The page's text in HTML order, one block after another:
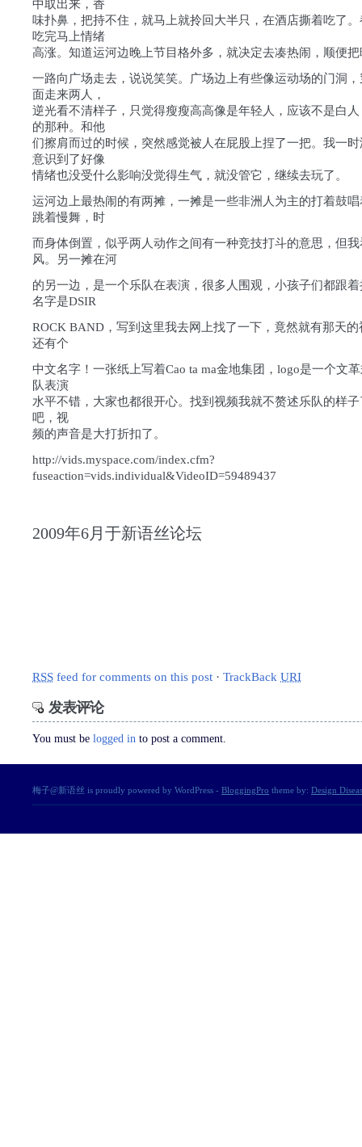
中取出来，香
味扑鼻，把持不住，就马上就拎回大半只，在酒店撕着吃了
吃完马上情绪
高涨。知道运河边晚上节目格外多，就决定去凑热闹，顺便
一路向广场走去，说说笑笑。广场边上有些像运动场的门洞
面走来两人，
逆光看不清样子，只觉得瘦瘦高高像是年轻人，应该不是白
的那种。和他
们擦肩而过的时候，突然感觉被人在屁股上捏了一把。我一
意识到了好像
情绪也没受什么影响没觉得生气，就没管它，继续去玩了。
运河边上最热闹的有两摊，一摊是一些非洲人为主的打着鼓
跳着慢舞，时
而身体倒置，似乎两人动作之间有一种竞技打斗的意思，但
风。另一摊在河
的另一边，是一个乐队在表演，很多人围观，小孩子们都跟
名字是DSIR
ROCK BAND，写到这里我去网上找了一下，竟然就有那天
还有个
中文名字！一张纸上写着Cao ta ma金地集团，logo是一个文
队表演
水平不错，大家也都很开心。找到视频我就不赘述乐队的样
吧，视
频的声音是大打折扣了。
http://vids.myspace.com/index.cfm?
fuseaction=vids.individual&VideoID=59489437
2009年6月于新语丝论坛
RSS feed for comments on this post · TrackBack URI
发表评论
You must be logged in to post a comment.
梅子@新语丝 is proudly powered by WordPress - BloggingPro theme by: Design